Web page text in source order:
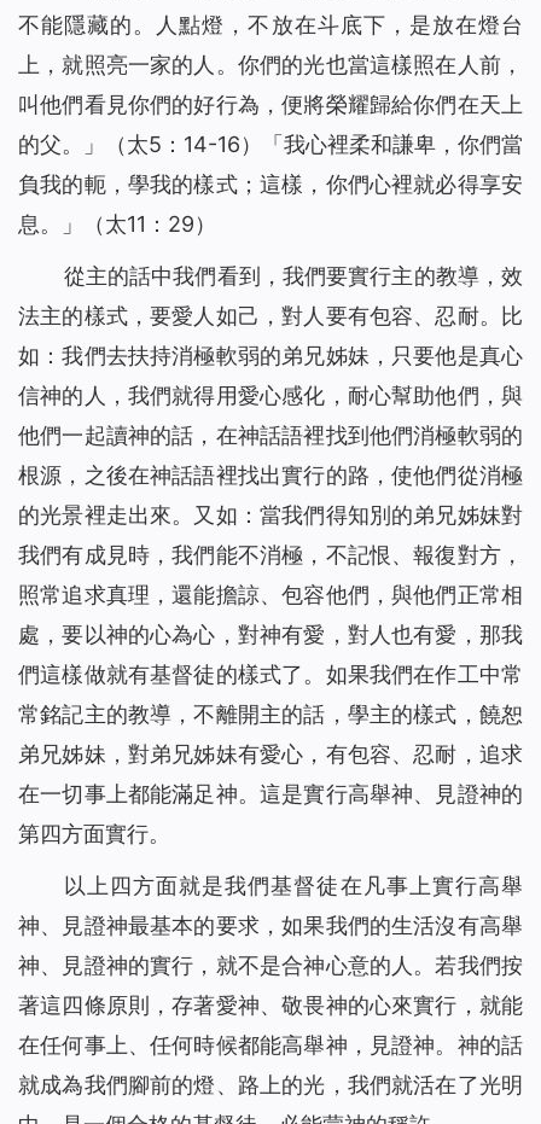
不能隱藏的。人點燈，不放在斗底下，是放在燈台
上，就照亮一家的人。你們的光也當這樣照在人前，
叫他們看見你們的好行為，便將榮耀歸給你們在天上
的父。
」（太5：14-16）「 我心裡柔和謙卑，你們當
負我的軛，學我的樣式；這樣，你們心裡就必得享安
息。
」（太11：29）
從主的話中我們看到，我們要實行主的教導，效
法主的樣式，要愛人如己，對人要有包容、忍耐。比
如：我們去扶持消極軟弱的弟兄姊妹，只要他是真心
信神的人，我們就得用愛心感化，耐心幫助他們，與
他們一起讀神的話，在神話語裡找到他們消極軟弱的
根源，之後在神話語裡找出實行的路，使他們從消極
的光景裡走出來。又如：當我們得知別的弟兄姊妹對
我們有成見時，我們能不消極，不記恨、報復對方，
照常追求真理，還能擔諒、包容他們，與他們正常相
處，要以神的心為心，對神有愛，對人也有愛，那我
們這樣做就有基督徒的樣式了。如果我們在作工中常
常銘記主的教導，不離開主的話，學主的樣式，饒恕
弟兄姊妹，對弟兄姊妹有愛心，有包容、忍耐，追求
在一切事上都能滿足神。這是實行高舉神、見證神的
第四方面實行。
以上四方面就是我們基督徒在凡事上實行高舉
神、見證神最基本的要求，如果我們的生活沒有高舉
神、見證神的實行，就不是合神心意的人。若我們按
著這四條原則，存著愛神、敬畏神的心來實行，就能
在任何事上、任何時候都能高舉神，見證神。神的話
就成為我們腳前的燈、路上的光，我們就活在了光明